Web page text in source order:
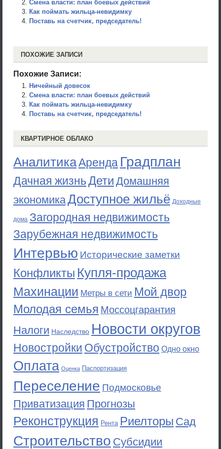
Смена власти: план боевых действий
Как поймать жильца-невидимку
Поставь на счетчик, председатель!
ПОХОЖИЕ ЗАПИСИ
Похожие Записи:
Ничейный довесок
Смена власти: план боевых действий
Как поймать жильца-невидимку
Поставь на счетчик, председатель!
КВАРТИРНОЕ ОБЛАКО
АналитикаАренда Градплан
Дачная жизньДети Домашняя
экономикаДоступное жильё Доходные
дома Загородная недвижимость
Зарубежная недвижимость
Интервью Исторические заметки
Конфликты Купля-продажа
Махинации Метры в сети Мой двор
Молодая семья Моссоцгарантия
Налоги Наследство Новости округов
Новостройки Обустройство Одно окно
Оплата Оценка Паспортизация
Переселение Подмосковье
Приватизация Прогнозы
Реконструкция Рента Риелторы Сад
Строительство Субсидии